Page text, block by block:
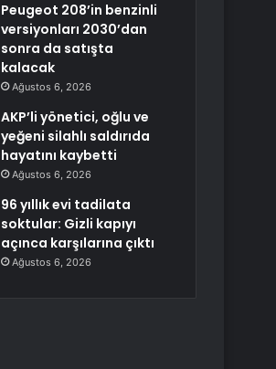
Peugeot 208’in benzinli
versiyonları 2030’dan
sonra da satışta
kalacak
Ağustos 6, 2026
AKP’li yönetici, oğlu ve
yeğeni silahlı saldırıda
hayatını kaybetti
Ağustos 6, 2026
96 yıllık evi tadilata
soktular: Gizli kapıyı
açınca karşılarına çıktı
Ağustos 6, 2026